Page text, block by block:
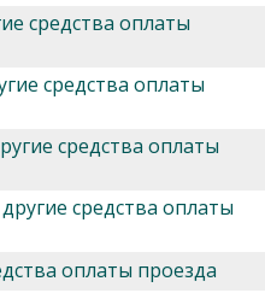
средства оплаты
средства оплаты
средства оплаты
средства оплаты
оплаты проезда